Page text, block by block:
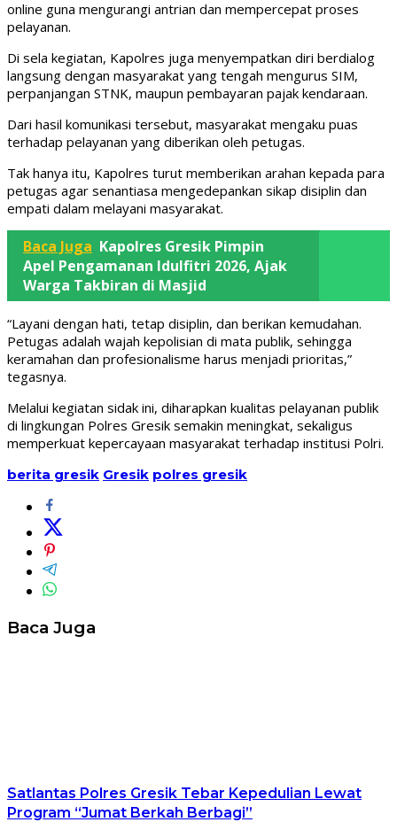
online guna mengurangi antrian dan mempercepat proses
pelayanan.
Di sela kegiatan, Kapolres juga menyempatkan diri berdialog
langsung dengan masyarakat yang tengah mengurus SIM,
perpanjangan STNK, maupun pembayaran pajak kendaraan.
Dari hasil komunikasi tersebut, masyarakat mengaku puas
terhadap pelayanan yang diberikan oleh petugas.
Tak hanya itu, Kapolres turut memberikan arahan kepada para
petugas agar senantiasa mengedepankan sikap disiplin dan
empati dalam melayani masyarakat.
Baca Juga Kapolres Gresik Pimpin
Apel Pengamanan Idulfitri 2026, Ajak
Warga Takbiran di Masjid
“Layani dengan hati, tetap disiplin, dan berikan kemudahan.
Petugas adalah wajah kepolisian di mata publik, sehingga
keramahan dan profesionalisme harus menjadi prioritas,”
tegasnya.
Melalui kegiatan sidak ini, diharapkan kualitas pelayanan publik
di lingkungan Polres Gresik semakin meningkat, sekaligus
memperkuat kepercayaan masyarakat terhadap institusi Polri.
berita gresik Gresik polres gresik
Baca Juga
Satlantas Polres Gresik Tebar Kepedulian Lewat
Program “Jumat Berkah Berbagi”